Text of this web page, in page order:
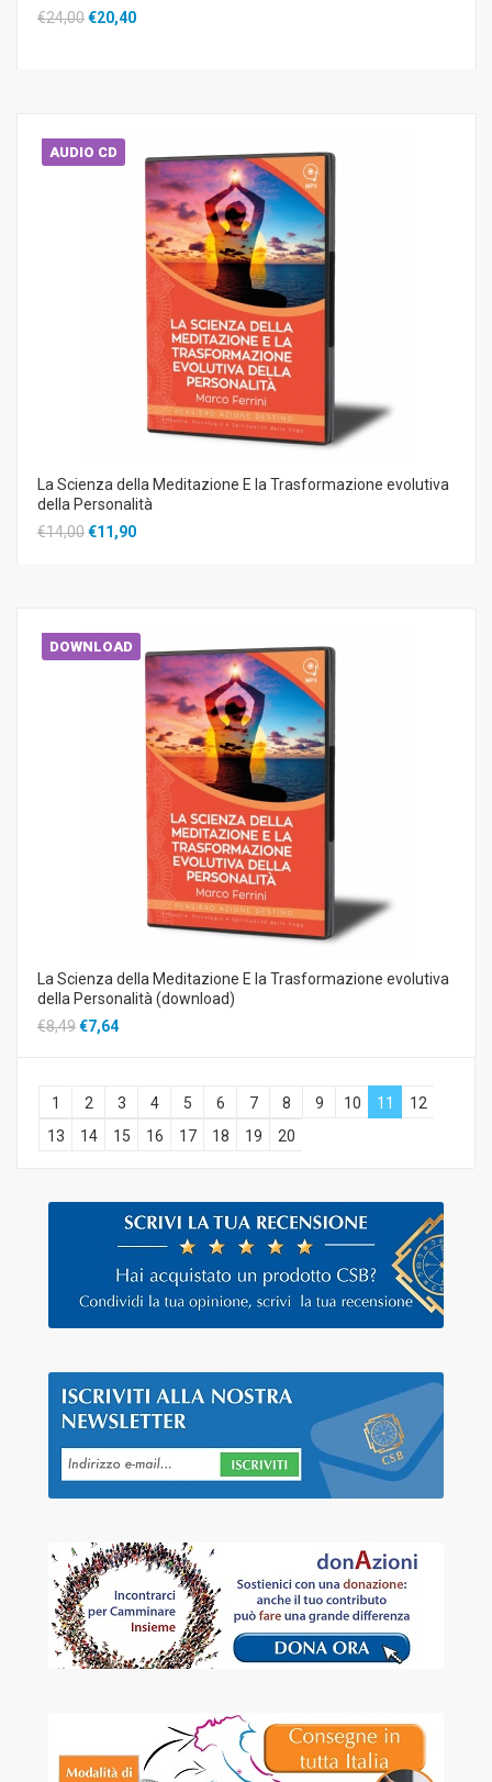
€24,00€20,40
AUDIO CD
La Scienza della Meditazione E la Trasformazione evolutiva
della Personalità
€14,00€11,90
DOWNLOAD
La Scienza della Meditazione E la Trasformazione evolutiva
della Personalità (download)
€8,49€7,64
1 2 3 4 5 6 7 8 9 10 11
12
13
14 15 16 17 18 19 20